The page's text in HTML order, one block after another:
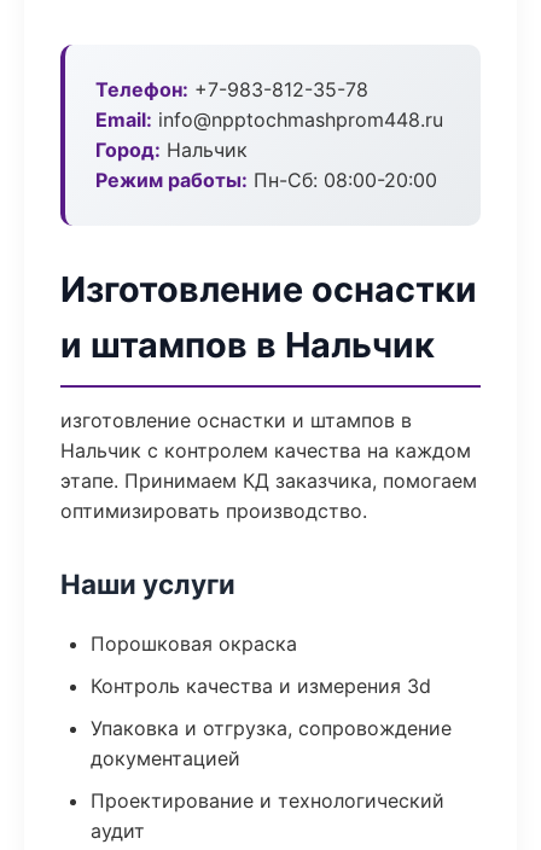
Телефон: +7-983-812-35-78
Email: info@npptochmashprom448.ru
Город: Нальчик
Режим работы: Пн-Сб: 08:00-20:00
Изготовление оснастки
и штампов в Нальчик
изготовление оснастки и штампов в
Нальчик с контролем качества на каждом
этапе. Принимаем КД заказчика, помогаем
оптимизировать производство.
Наши услуги
Порошковая окраска
Контроль качества и измерения 3d
Упаковка и отгрузка, сопровождение
документацией
Проектирование и технологический
аудит